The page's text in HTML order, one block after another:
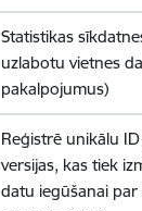
Statistikas
uzlabotu vietnes
pakalpojumus)
Reģistrē unikālu
versijas, kas tiek
datu iegūšanai